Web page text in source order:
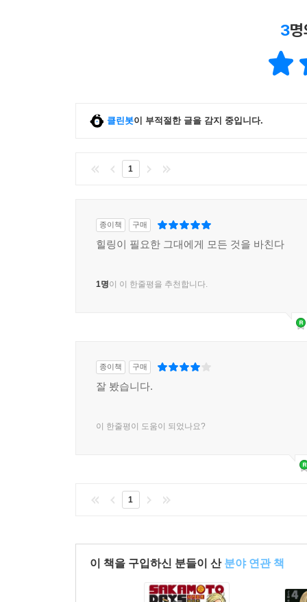
3
클린봇이 부적절한 글을 감지 중입니다.
1
종이책 구매
힐링이 필요한 그대에게 모든 것을 바친다
1명이 이 한줄평을 추천합니다.
종이책 구매
잘 봤습니다.
이 한줄평이 도움이 되었나요?
1
이 책을 구입하신 분들이 산 분야 연관 책